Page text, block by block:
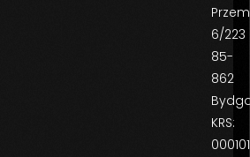
6/223
85-
862
KRS: